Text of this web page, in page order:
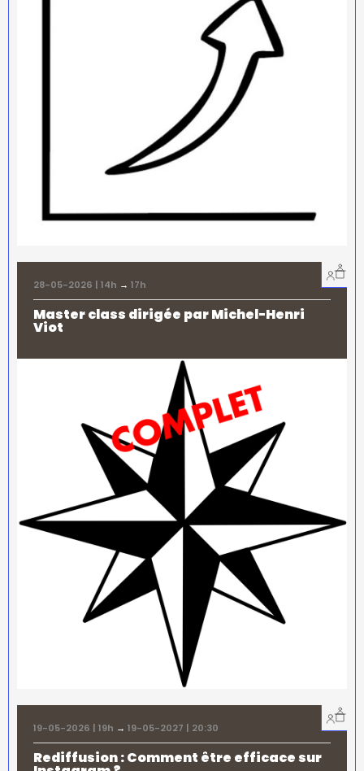
28-05-2026 | 14h → 17h
Master class dirigée par Michel-Henri
Viot
19-05-2026 | 19h → 19-05-2027 | 20:30
Rediffusion : Comment être efficace sur